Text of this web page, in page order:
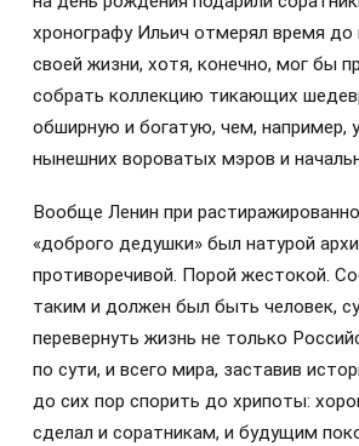
хронографу Ильич отмерял время до
своей жизни, хотя, конечно, мог бы
собрать коллекцию тикающих
обширную и богатую, чем, например,
нынешних вороватых мэров и
Вообще Ленин при
«доброго дедушки» был натурой
противоречивой. Порой жестокой.
таким и должен был быть человек,
перевернуть жизнь не только
по сути, и всего мира, заставив
до сих пор спорить до хрипоты:
сделал и соратникам, и будущим